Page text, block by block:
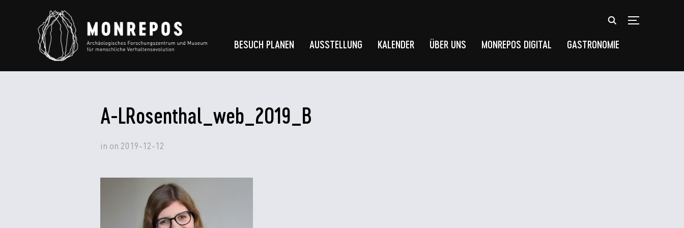
BESUCH PLANEN AUSSTELLUNG KALENDER ÜBER UNS MONREPOS DIGITAL GASTRONOMIE
A-LRosenthal_web_2019_B
in on 2019-12-12